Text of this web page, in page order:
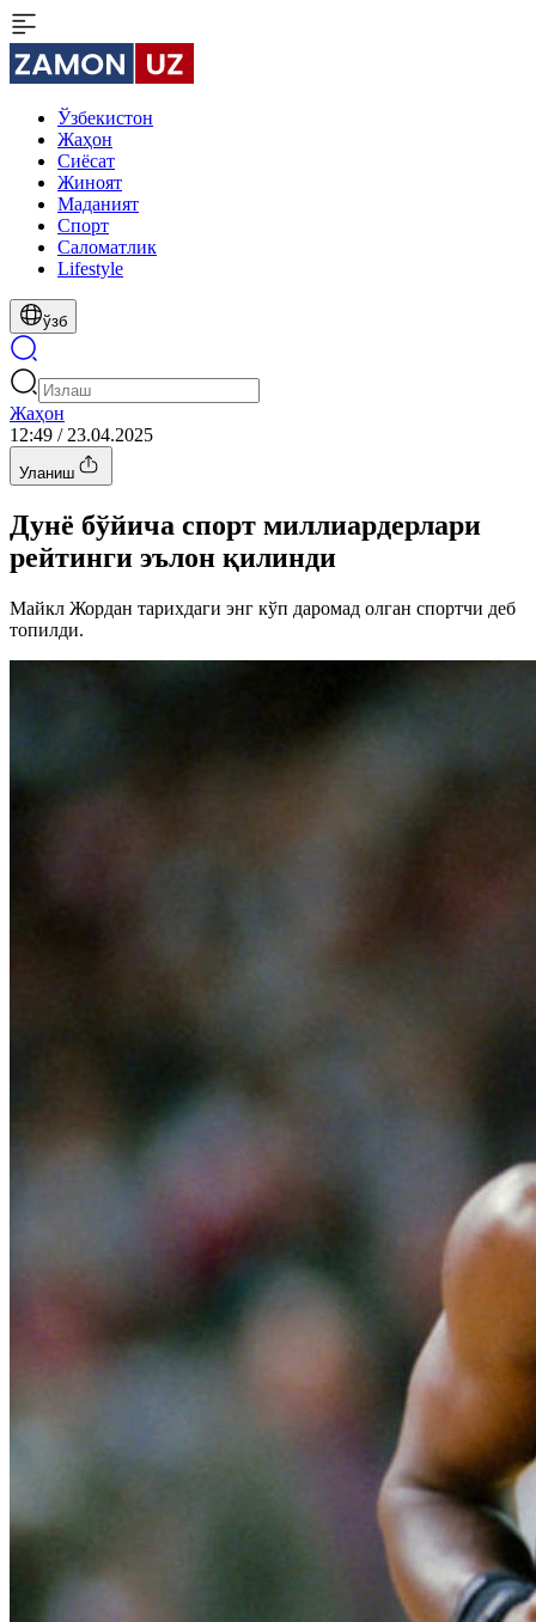
Ўзбекистон
Жаҳон
Сиёсат
Жиноят
Маданият
Спорт
Cаломатлик
Lifestyle
ўзб
Жаҳон
12:49 / 23.04.2025
Уланиш
Дунё бўйича спорт миллиардерлари
рейтинги эълон қилинди
Майкл Жордан тарихдаги энг кўп даромад олган спортчи деб
топилди.